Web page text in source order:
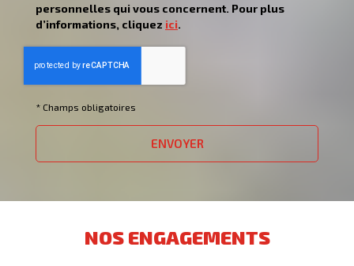
personnelles qui vous concernent. Pour plus
d’informations, cliquez ici.
* Champs obligatoires
NOS ENGAGEMENTS